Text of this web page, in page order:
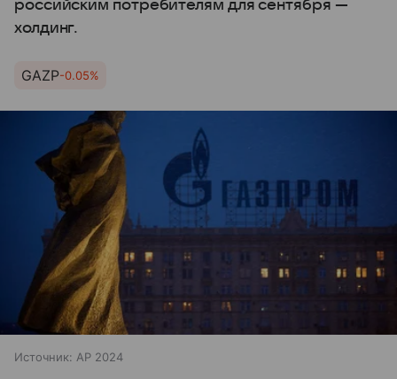
российским потребителям для сентября —
холдинг.
GAZP-0.05%
Источник: AP 2024